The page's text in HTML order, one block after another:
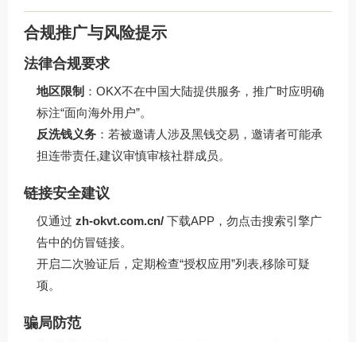
合规推广与风险提示
法律合规要求
地区限制 ：OKX不在中国大陆提供服务，推广时应明确
标注“面向海外用户”。
反洗钱义务 ：若被邀请人涉及黑钱交易，邀请者可能承
担连带责任,建议审慎审核社群成员。
链接安全建议
仅通过 zh-okvt.com.cn/ 下载APP，勿点击搜索引擎广
告中的仿冒链接。
开启二次验证后，定期检查“授权应用”列表,移除可疑
项。
骗局防范